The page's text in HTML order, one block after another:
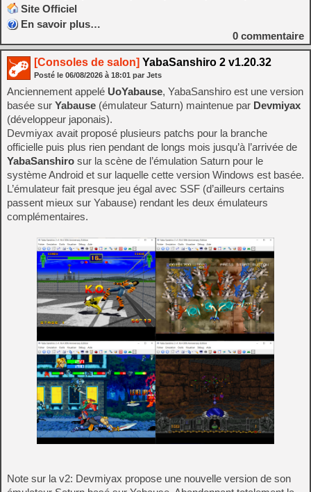
Site Officiel
En savoir plus…
0 commentaire
[Consoles de salon] YabaSanshiro 2 v1.20.32
Posté le 06/08/2026 à 18:01 par Jets
Anciennement appelé UoYabause, YabaSanshiro est une version
basée sur Yabause (émulateur Saturn) maintenue par Devmiyax
(développeur japonais).
Devmiyax avait proposé plusieurs patchs pour la branche
officielle puis plus rien pendant de longs mois jusqu’à l’arrivée de
YabaSanshiro sur la scène de l’émulation Saturn pour le
système Android et sur laquelle cette version Windows est basée.
L’émulateur fait presque jeu égal avec SSF (d’ailleurs certains
passent mieux sur Yabause) rendant les deux émulateurs
complémentaires.
Note sur la v2: Devmiyax propose une nouvelle version de son